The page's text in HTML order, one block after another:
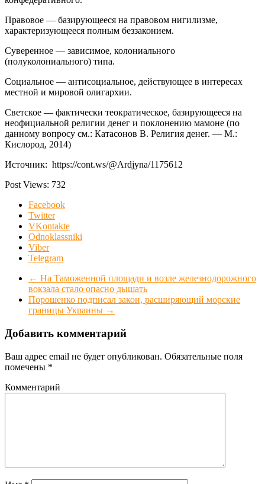
Правовое — базирующееся на правовом нигилизме,
характеризующееся полным беззаконием.
Суверенное — зависимое, колониального
(полуколониального) типа.
Социальное — антисоциальное, действующее в интересах
местной и мировой олигархии.
Светское — фактически теократическое, базирующееся на
неофициальной религии денег и поклонению мамоне (по
данному вопросу см.: Катасонов В. Религия денег. — М.:
Кислород, 2014)
Источник: https://cont.ws/@Ardjyna/1175612
Post Views: 732
Facebook
Twitter
VKontakte
Odnoklassniki
Viber
Telegram
← На Таможенной площади и возле железнодорожного
вокзала стало опасно дышать
Порошенко подписал закон, расширяющий морские
границы Украины →
Добавить комментарий
Ваш адрес email не будет опубликован. Обязательные поля
помечены *
Комментарий